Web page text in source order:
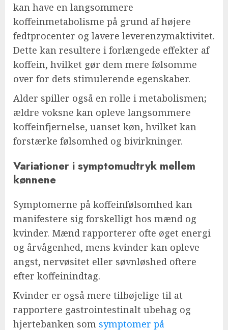
kan have en langsommere
koffeinmetabolisme på grund af højere
fedtprocenter og lavere leverenzymaktivitet.
Dette kan resultere i forlængede effekter af
koffein, hvilket gør dem mere følsomme
over for dets stimulerende egenskaber.
Alder spiller også en rolle i metabolismen;
ældre voksne kan opleve langsommere
koffeinfjernelse, uanset køn, hvilket kan
forstærke følsomhed og bivirkninger.
Variationer i symptomudtryk mellem
kønnene
Symptomerne på koffeinfølsomhed kan
manifestere sig forskelligt hos mænd og
kvinder. Mænd rapporterer ofte øget energi
og årvågenhed, mens kvinder kan opleve
angst, nervøsitet eller søvnløshed oftere
efter koffeinindtag.
Kvinder er også mere tilbøjelige til at
rapportere gastrointestinalt ubehag og
hjertebanken som symptomer på